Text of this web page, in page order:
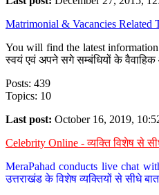
Matrimonial & Vacancies Related
You will find the latest
स्वयं एवं अपने सगे सम्बंधियों के
Posts: 439
Topics: 10
Last post: October 16, 2019,
Celebrity Online - व्यक्ति विशेष से
MeraPahad conducts live chat
उत्तराखंड के विशेष व्यक्तियों से सीधे